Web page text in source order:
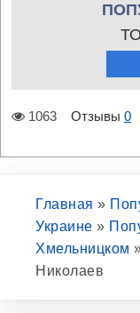
1063 Отзывы 0
Главная »
Украине »
Хмельницком
Николаев